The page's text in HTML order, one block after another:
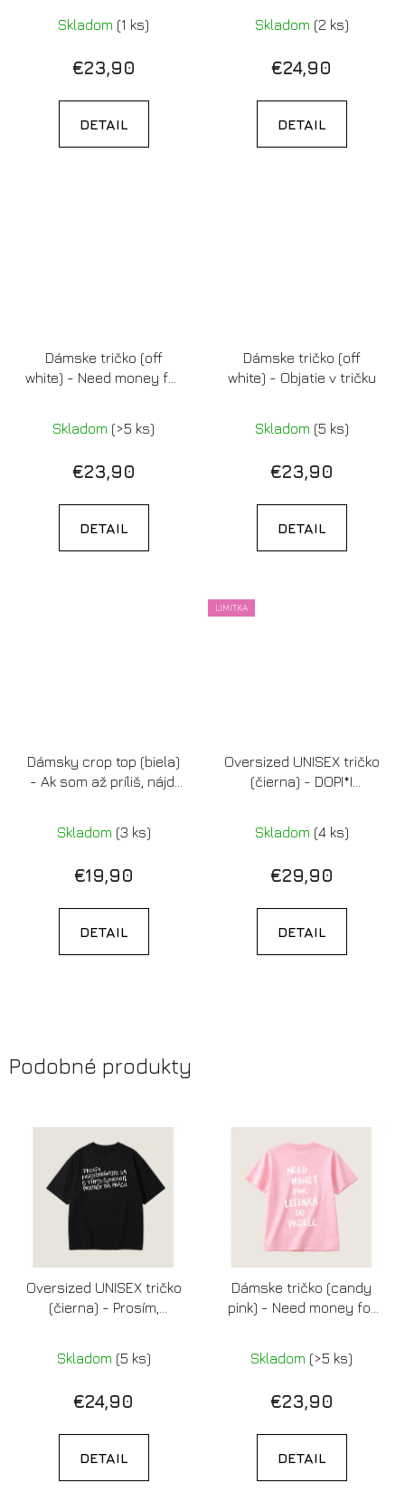
Skladom (1 ks)
€23,90
DETAIL
Skladom (2 ks)
€24,90
DETAIL
Dámske tričko (off
white) - Need money for
Skladom (>5 ks)
€23,90
DETAIL
Dámske tričko (off
white) - Objatie v tričku
Skladom (5 ks)
€23,90
DETAIL
Dámsky crop top (biela)
- Ak som až príliš, nájdi
Skladom (3 ks)
€19,90
DETAIL
LIMITKA
Oversized UNISEX tričko
(čierna) - DOPI*I
Skladom (4 ks)
€29,90
DETAIL
Podobné produkty
Oversized UNISEX tričko
(čierna) - Prosím,
pretože má prácu
Skladom (5 ks)
€24,90
DETAIL
Dámske tričko (candy
pink) - Need money for
Skladom (>5 ks)
€23,90
DETAIL